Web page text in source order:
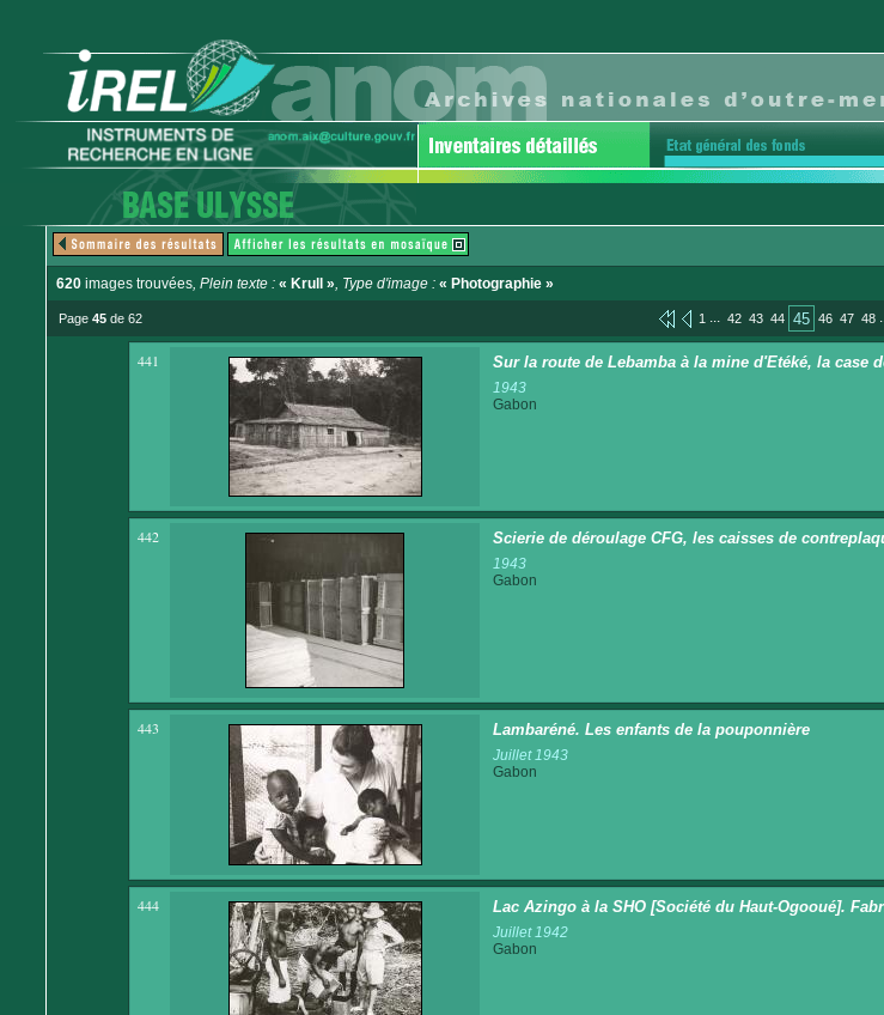
620 images trouvées, Plein texte : « Krull », Type d'image : « Photographie »
Page 45 de 62 1 ... 42 43 44 45 46 47 48
441 Sur la route de Lebamba à la mine d'Etéké, la case
1943
Gabon
442 Scierie de déroulage CFG, les caisses de
1943
Gabon
443 Lambaréné. Les enfants de la pouponnière
Juillet 1943
Gabon
444 Lac Azingo à la SHO [Société du Haut-Ogooué].
Juillet 1942
Gabon